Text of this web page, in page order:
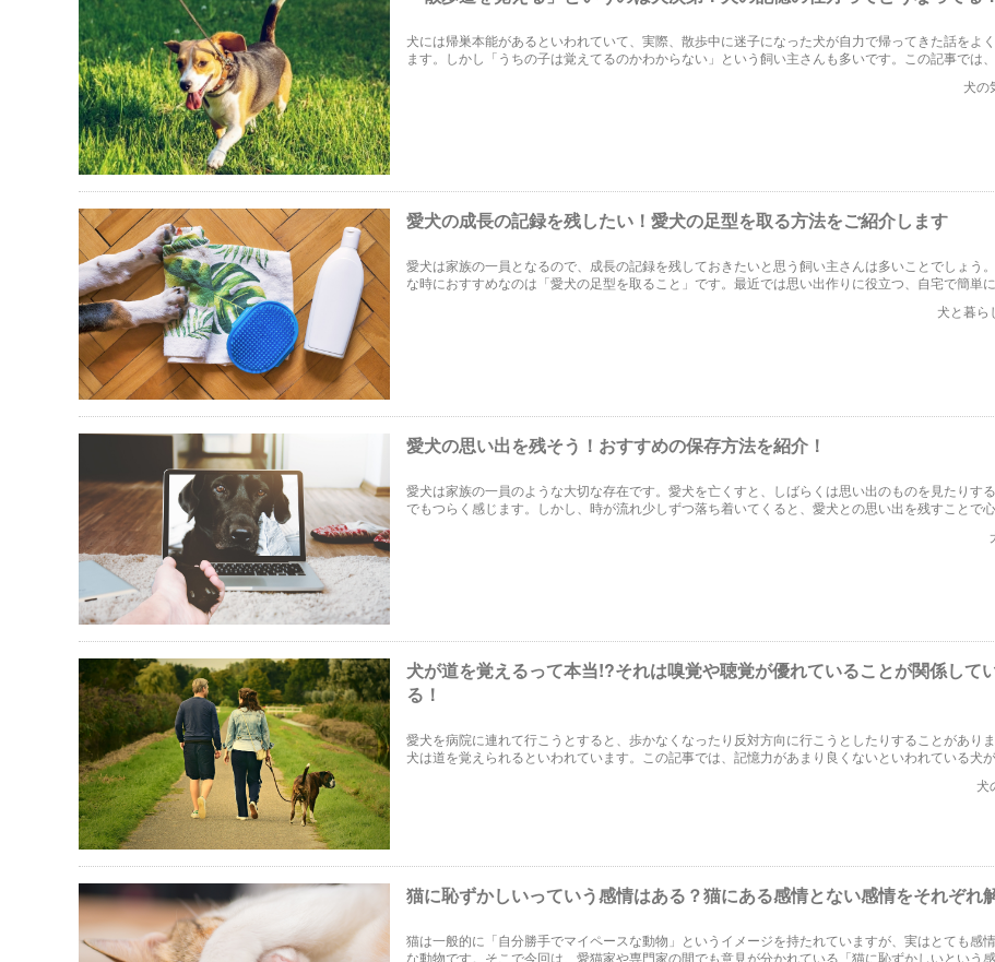
犬には帰巣本能があるといわれていて、実際、散歩中に迷子になった犬が自力で帰ってきた話をよ
ます。しかし「うちの子は覚えてるのかわからない」という飼い主さんも多いです。この記事では
犬の
愛犬の成長の記録を残したい！愛犬の足型を取る方法をご紹介します
愛犬は家族の一員となるので、成長の記録を残しておきたいと思う飼い主さんは多いことでしょう
な時におすすめなのは「愛犬の足型を取ること」です。最近では思い出作りに役立つ、自宅で簡単
犬と暮ら
愛犬の思い出を残そう！おすすめの保存方法を紹介！
愛犬は家族の一員のような大切な存在です。愛犬を亡くすと、しばらくは思い出のものを見たりす
でもつらく感じます。しかし、時が流れ少しずつ落ち着いてくると、愛犬との思い出を残すことで
犬が道を覚えるって本当!?それは嗅覚や聴覚が優れていることが関係して
る！
愛犬を病院に連れて行こうとすると、歩かなくなったり反対方向に行こうとしたりすることがありま
犬は道を覚えられるといわれています。この記事では、記憶力があまり良くないといわれている犬
犬
猫に恥ずかしいっていう感情はある？猫にある感情とない感情をそれぞれ
猫は一般的に「自分勝手でマイペースな動物」というイメージを持たれていますが、実はとても感
な動物です。そこで今回は、愛猫家や専門家の間でも意見が分かれている「猫に恥ずかしいという